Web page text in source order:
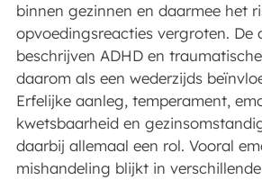
binnen gezinnen en daarmee het
opvoedingsreacties vergroten. De
beschrijven ADHD en
daarom als een wederzijds
Erfelijke aanleg, temperament,
kwetsbaarheid en
daarbij allemaal een rol. Vooral
mishandeling blijkt in